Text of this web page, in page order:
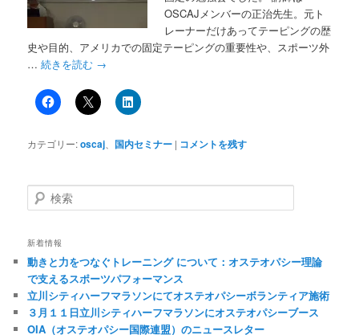
OSCAJメンバーの正治先生。元ト
レーナーだけあってテーピングの歴
史や目的、アメリカでの固定テーピングの重要性や、スポーツ外
…続きを読む →
カテゴリー:oscaj 国内セミナー | コメントを残す
検
索
新着情報
動きと力をつなぐトレーニング について：オステオパシー理論
で支えるスポーツパフォーマンス
立川シティハーフマラソンにてオステオパシーボランティア施術
３月１１日立川シティハーフマラソンにオステオパシーブース
OIA（オステオパシー国際連盟）のニュースレター